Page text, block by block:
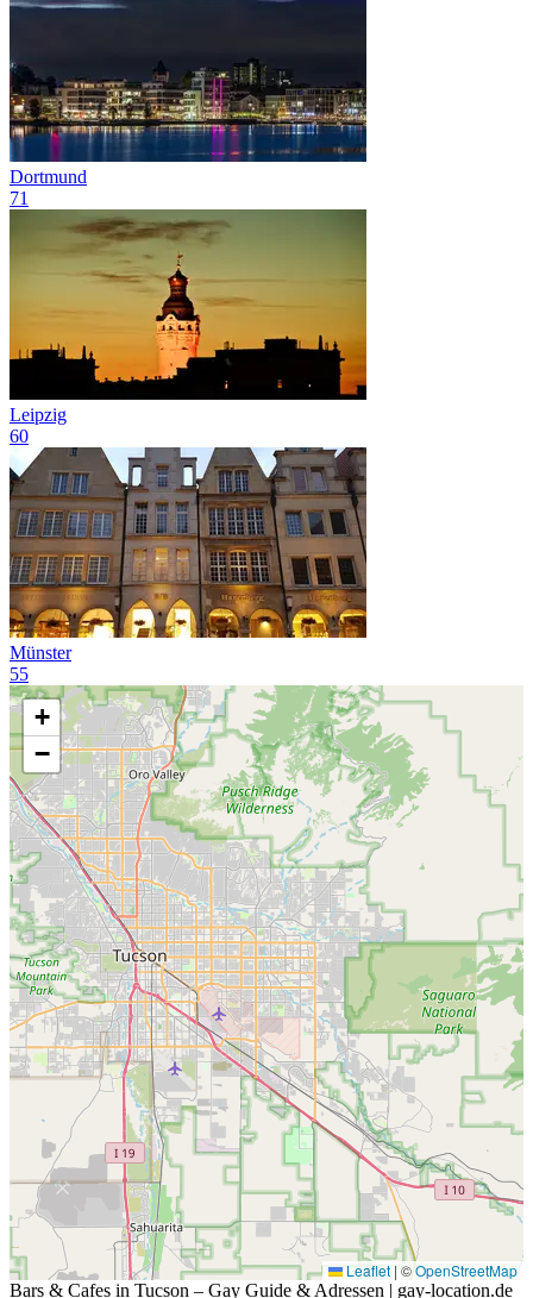
Dortmund
71
Leipzig
60
Münster
55
+
−
Leaflet | ©OpenStreetMap
Bars & Cafes in Tucson – Gay Guide & Adressen | gay-location.de